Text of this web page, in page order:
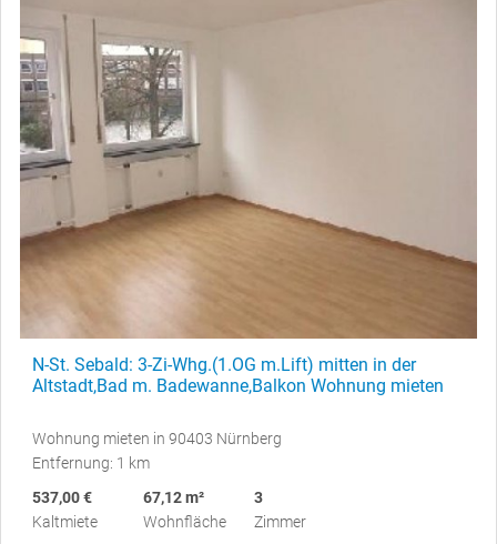
N-St. Sebald: 3-Zi-Whg.(1.OG m.Lift) mitten in der
Altstadt,Bad m. Badewanne,Balkon Wohnung mieten
Wohnung mieten in 90403 Nürnberg
Entfernung: 1 km
537,00 €
Kaltmiete
67,12 m²
Wohnfläche
3
Zimmer